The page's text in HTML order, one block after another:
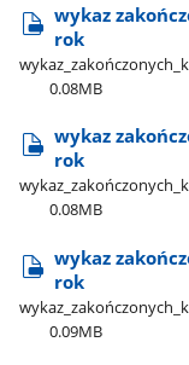
wykaz
rok
0.08MB
wykaz
rok
0.08MB
wykaz
rok
0.09MB